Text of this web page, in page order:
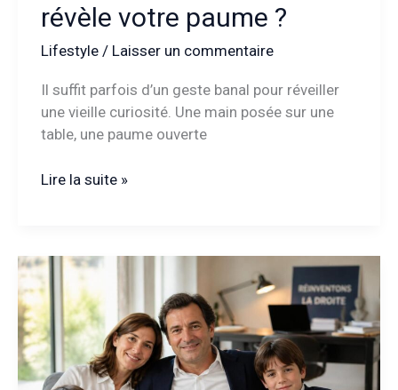
révèle votre paume ?
Lifestyle/ Laisser un commentaire
Il suffit parfois d’un geste banal pour réveiller
une vieille curiosité. Une main posée sur une
table, une paume ouverte
Ligne
comment
déchiffrer
les
secrets
que
révèle
Lire la suite »